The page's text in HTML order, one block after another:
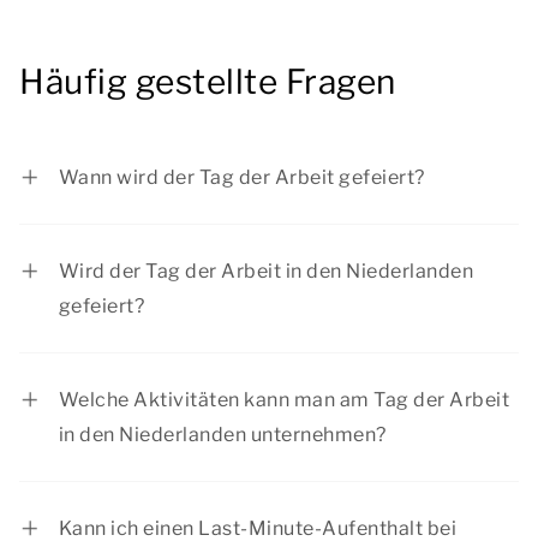
Häufig gestellte Fragen
Wann wird der Tag der Arbeit gefeiert?
Wird der Tag der Arbeit in den Niederlanden
gefeiert?
Welche Aktivitäten kann man am Tag der Arbeit
in den Niederlanden unternehmen?
Kann ich einen Last-Minute-Aufenthalt bei